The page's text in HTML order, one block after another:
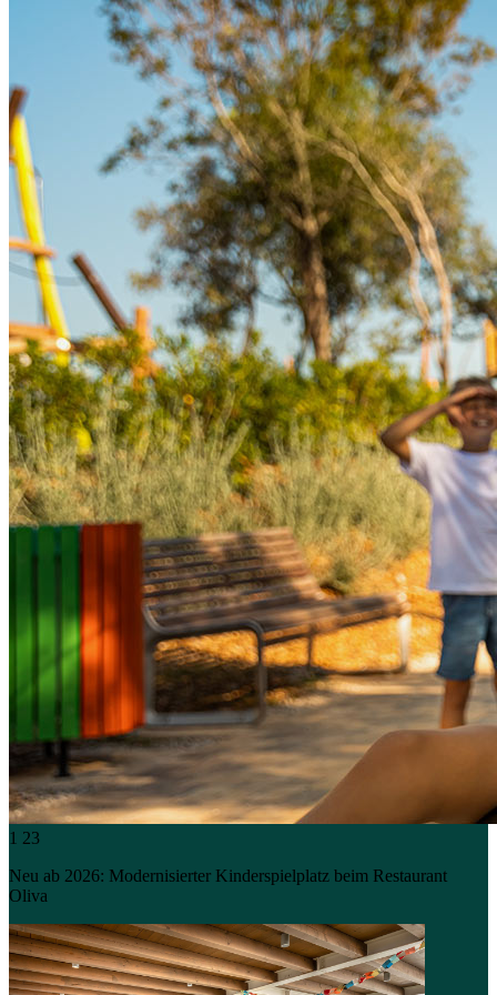
1 23
Neu ab 2026: Modernisierter Kinderspielplatz beim Restaurant
Oliva